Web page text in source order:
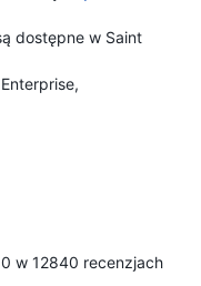
dostępne w Saint
Enterprise
w 12840 recenzjach